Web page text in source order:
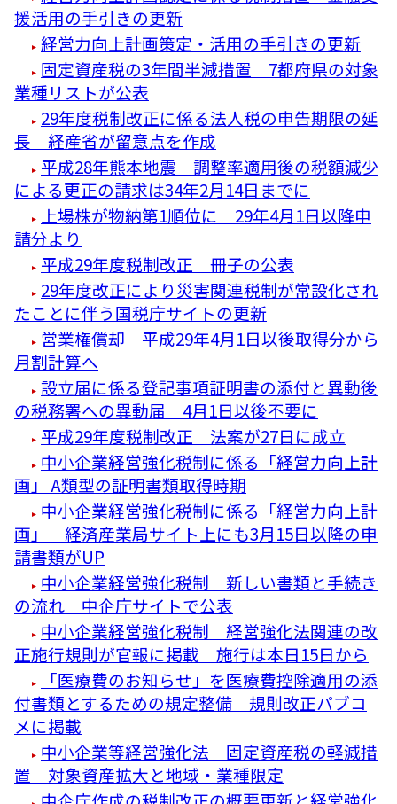
援活用の手引きの更新
経営力向上計画策定・活用の手引きの更新
固定資産税の3年間半減措置 7都府県の対象
業種リストが公表
29年度税制改正に係る法人税の申告期限の延
長 経産省が留意点を作成
平成28年熊本地震 調整率適用後の税額減少
による更正の請求は34年2月14日までに
上場株が物納第1順位に 29年4月1日以降申
請分より
平成29年度税制改正 冊子の公表
29年度改正により災害関連税制が常設化され
たことに伴う国税庁サイトの更新
営業権償却 平成29年4月1日以後取得分から
月割計算へ
設立届に係る登記事項証明書の添付と異動後
の税務署への異動届 4月1日以後不要に
平成29年度税制改正 法案が27日に成立
中小企業経営強化税制に係る「経営力向上計
画」 A類型の証明書類取得時期
中小企業経営強化税制に係る「経営力向上計
画」 経済産業局サイト上にも3月15日以降の申
請書類がUP
中小企業経営強化税制 新しい書類と手続き
の流れ 中企庁サイトで公表
中小企業経営強化税制 経営強化法関連の改
正施行規則が官報に掲載 施行は本日15日から
「医療費のお知らせ」を医療費控除適用の添
付書類とするための規定整備 規則改正パブコ
メに掲載
中小企業等経営強化法 固定資産税の軽減措
置 対象資産拡大と地域・業種限定